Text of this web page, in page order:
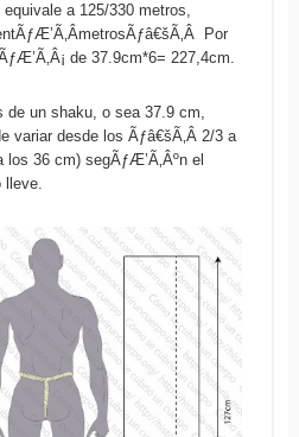
a 125/330 metros,
Por
de 37.9cm*6= 227,4cm.
de un shaku, o sea 37.9 cm,
variar desde los Ãƒâ€šÃ‚Â 2/3 a
36 cm) segÃƒÆ’Ã‚Âºn el
lleve.